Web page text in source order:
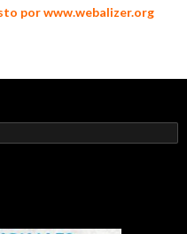
por www.webalizer.org